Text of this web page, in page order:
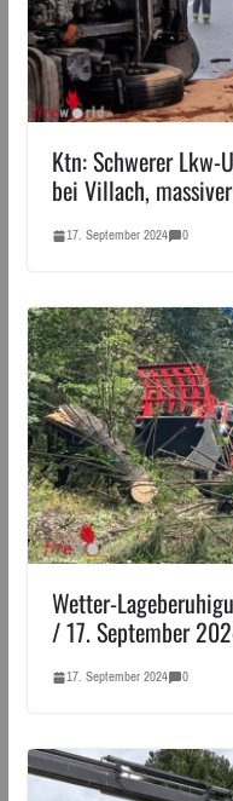
Ktn: Schwerer Lkw-
bei Villach,
17. September 2024 0
Wetter-
/ 17. September
17. September 2024 0